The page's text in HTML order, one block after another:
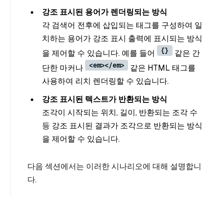
강조 표시된 용어가 렌더링되는 방식
각 검색어 전후에 삽입되는 태그를 구성하여 일
치하는 용어가 강조 표시 출력에 표시되는 방식
을 제어할 수 있습니다. 예를 들어
{}
같은 간
단한 마커나
<em></em>
같은 HTML 태그를
사용하여 리치 렌더링할 수 있습니다.
강조 표시된 텍스트가 반환되는 방식
조각이 시작되는 위치, 길이, 반환되는 조각 수
등 강조 표시된 결과가 조각으로 반환되는 방식
을 제어할 수 있습니다.
다음 섹션에서는 이러한 시나리오에 대해 설명합니
다.